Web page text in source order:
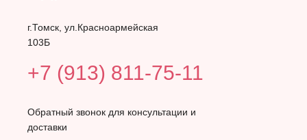
г.Томск, ул.Красноармейская
103Б
+7 (913) 811-75-11
Обратный звонок для консультации и
доставки